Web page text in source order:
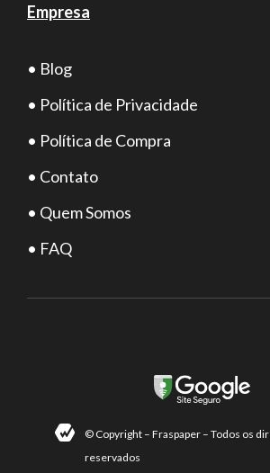
Empresa
• Blog
• Política de Privacidade
• Política de Compra
• Contato
• Quem Somos
• FAQ
© Copyright – Fraspaper – Todos os
reservados